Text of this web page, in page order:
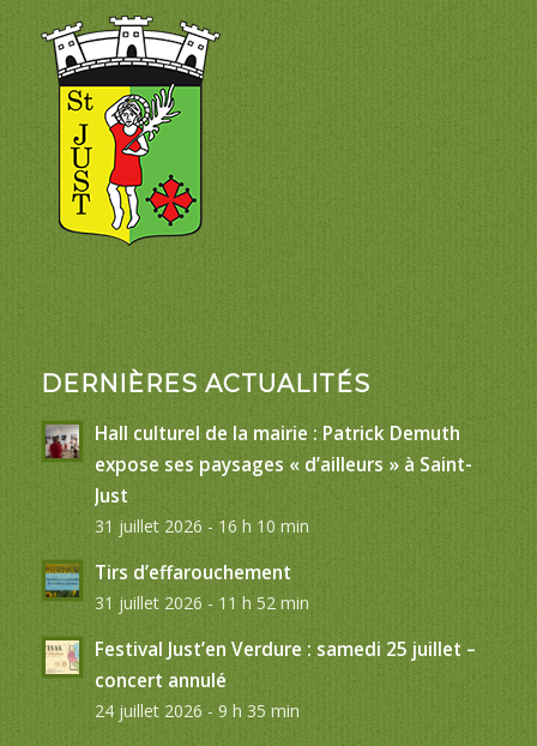
DERNIÈRES ACTUALITÉS
Hall culturel de la mairie : Patrick Demuth
expose ses paysages « d’ailleurs » à Saint-
Just
31 juillet 2026 - 16 h 10 min
Tirs d’effarouchement
31 juillet 2026 - 11 h 52 min
Festival Just’en Verdure : samedi 25 juillet –
concert annulé
24 juillet 2026 - 9 h 35 min